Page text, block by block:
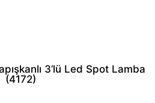
3’lü Led Spot Lamba
(4172)